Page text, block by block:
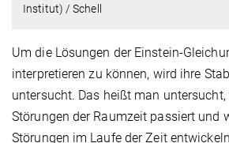
Institut) / Schell
Um die Lösungen der Einstein-
interpretieren zu können, wird ihre
untersucht. Das heißt man
Störungen der Raumzeit passiert und
Störungen im Laufe der Zeit